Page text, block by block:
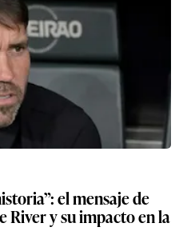
el mensaje de
River y su impacto en la